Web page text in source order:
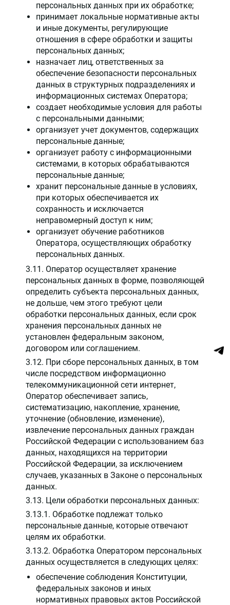
персональных данных при их обработке;
принимает локальные нормативные акты
и иные документы, регулирующие
отношения в сфере обработки и защиты
персональных данных;
назначает лиц, ответственных за
обеспечение безопасности персональных
данных в структурных подразделениях и
информационных системах Оператора;
создает необходимые условия для работы
с персональными данными;
организует учет документов, содержащих
персональные данные;
организует работу с информационными
системами, в которых обрабатываются
персональные данные;
хранит персональные данные в условиях,
при которых обеспечивается их
сохранность и исключается
неправомерный доступ к ним;
организует обучение работников
Оператора, осуществляющих обработку
персональных данных.
3.11. Оператор осуществляет хранение
персональных данных в форме, позволяющей
определить субъекта персональных данных,
не дольше, чем этого требуют цели
обработки персональных данных, если срок
хранения персональных данных не
установлен федеральным законом,
договором или соглашением.
3.12. При сборе персональных данных, в том
числе посредством информационно
телекоммуникационной сети интернет,
Оператор обеспечивает запись,
систематизацию, накопление, хранение,
уточнение (обновление, изменение),
извлечение персональных данных граждан
Российской Федерации с использованием баз
данных, находящихся на территории
Российской Федерации, за исключением
случаев, указанных в Законе о персональных
данных.
3.13. Цели обработки персональных данных:
3.13.1. Обработке подлежат только
персональные данные, которые отвечают
целям их обработки.
3.13.2. Обработка Оператором персональных
данных осуществляется в следующих целях:
обеспечение соблюдения Конституции,
федеральных законов и иных
нормативных правовых актов Российской